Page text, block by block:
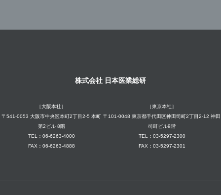
株式会社 日本医業総研
［大阪本社］
〒541-0053 大阪市中央区本町2丁目2-5 本町
第2ビル 8階
TEL：06-6263-4000
FAX：06-6263-4888
［東京本社］
〒101-0048 東京都千代田区神田司町2丁目2-12 神田
司町ビル9階
TEL：03-5297-2300
FAX：03-5297-2301